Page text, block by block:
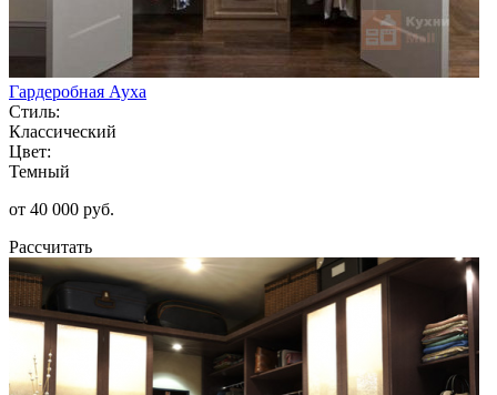
Гардеробная Ауха
Стиль:
Классический
Цвет:
Темный
от 40 000 руб.
Рассчитать